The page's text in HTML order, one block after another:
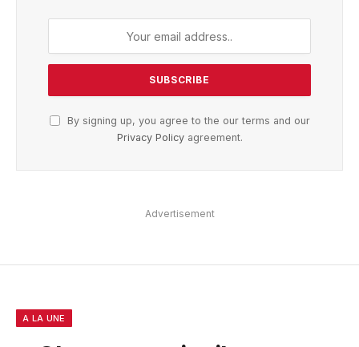
By signing up, you agree to the our terms and our
Privacy Policyagreement.
Advertisement
A LA UNE